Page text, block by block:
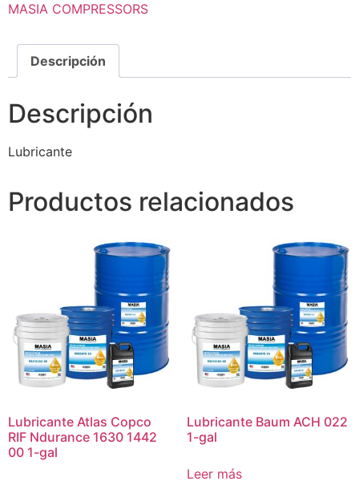
MASIA COMPRESSORS
Descripción
Descripción
Lubricante
Productos relacionados
Lubricante Atlas Copco
RIF Ndurance 1630 1442
00 1-gal
Lubricante Baum ACH 022
1-gal
Leer más